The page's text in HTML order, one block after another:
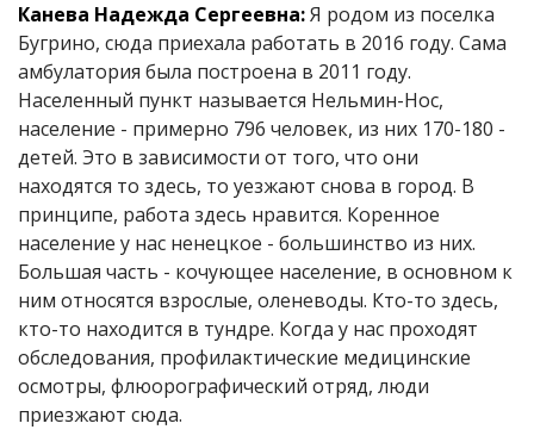
Канева Надежда Сергеевна:Я родом из поселка
Бугрино, сюда приехала работать в 2016 году. Сама
амбулатория была построена в 2011 году.
Населенный пункт называется Нельмин-Нос,
население - примерно 796 человек, из них 170-180 -
детей. Это в зависимости от того, что они
находятся то здесь, то уезжают снова в город. В
принципе, работа здесь нравится. Коренное
население у нас ненецкое - большинство из них.
Большая часть - кочующее население, в основном к
ним относятся взрослые, оленеводы. Кто-то здесь,
кто-то находится в тундре. Когда у нас проходят
обследования, профилактические медицинские
осмотры, флюорографический отряд, люди
приезжают сюда.